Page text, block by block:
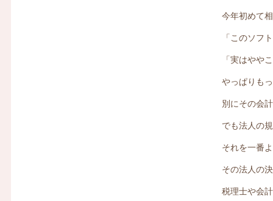
今年初めて
「このソフ
「実はやや
やっぱりも
別にその会
でも法人の
それを一番
その法人の
税理士や会